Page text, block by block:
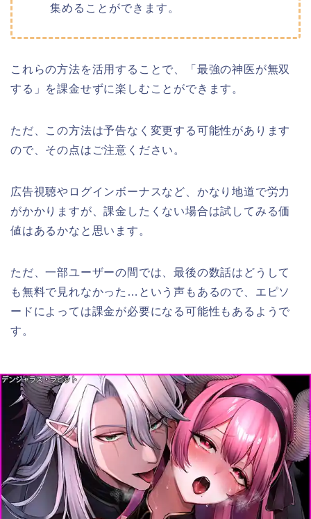
集めることができます。
これらの方法を活用することで、
「最強の神医が無双
する 」 を課金せずに楽しむことができます。
ただ、この方法は予告なく変更する可能性があります
ので、その点はご注意ください。
広告視聴やログインボーナスなど、かなり地道で労力
がかかりますが、課金したくない場合は試してみる価
値はあるかなと思います。
ただ、一部ユーザーの間では、最後の数話はどうして
も無料で見れなかった…という声もあるので、エピソ
ードによっては課金が必要になる可能性もあるようで
す。